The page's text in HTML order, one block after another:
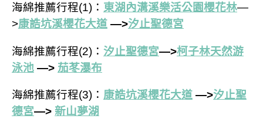
海綿推薦行程(1)： 東湖內溝溪樂活公園櫻花林—
>康誥坑溪櫻花大道 —>汐止聖德宮
海綿推薦行程(2)： 汐止聖德宮—>柯子林天然游
泳池 —> 茄苳瀑布
海綿推薦行程(3)： 康誥坑溪櫻花大道 —>汐止聖
德宮—> 新山夢湖